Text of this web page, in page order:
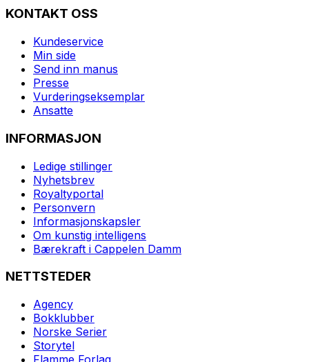
KONTAKT OSS
Kundeservice
Min side
Send inn manus
Presse
Vurderingseksemplar
Ansatte
INFORMASJON
Ledige stillinger
Nyhetsbrev
Royaltyportal
Personvern
Informasjonskapsler
Om kunstig intelligens
Bærekraft i Cappelen Damm
NETTSTEDER
Agency
Bokklubber
Norske Serier
Storytel